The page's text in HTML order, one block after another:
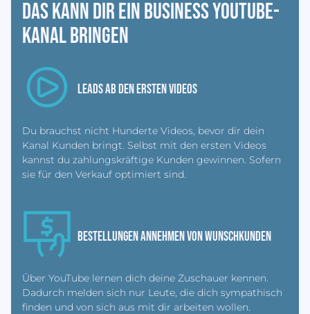
Das kann dir ein Business YouTube-
Kanal bringen
Leads ab den ersten Videos
Du brauchst nicht Hunderte Videos, bevor dir dein
Kanal Kunden bringt. Selbst mit den ersten Videos
kannst du zahlungskräftige Kunden gewinnen. Sofern
sie für den Verkauf optimiert sind.
Bestellungen annehmen von Wunschkunden
Über YouTube lernen dich deine Zuschauer kennen.
Dadurch melden sich nur Leute, die dich sympathisch
finden und von sich aus mit dir arbeiten wollen.